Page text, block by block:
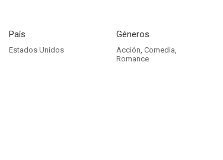
País
Estados Unidos
Géneros
Acción, Comedia,
Romance